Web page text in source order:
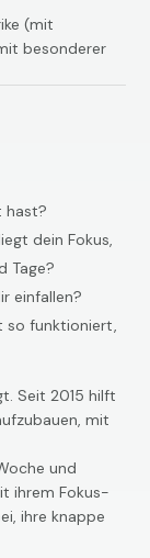
(mit
besonderer
hast?
dein Fokus,
Tage?
einfallen?
so funktioniert,
Seit 2015 hilft
mit
und
ihrem Fokus-
ihre knappe